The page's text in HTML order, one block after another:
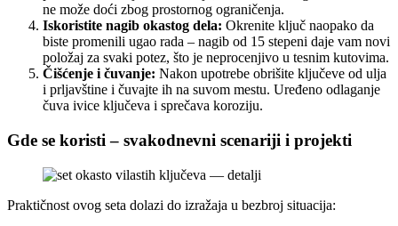
ne može doći zbog prostornog ograničenja.
Iskoristite nagib okastog dela: Okrenite ključ naopako da
biste promenili ugao rada – nagib od 15 stepeni daje vam novi
položaj za svaki potez, što je neprocenjivo u tesnim kutovima.
Čišćenje i čuvanje: Nakon upotrebe obrišite ključeve od ulja
i prljavštine i čuvajte ih na suvom mestu. Uređeno odlaganje
čuva ivice ključeva i sprečava koroziju.
Gde se koristi – svakodnevni scenariji i projekti
Praktičnost ovog seta dolazi do izražaja u bezbroj situacija: